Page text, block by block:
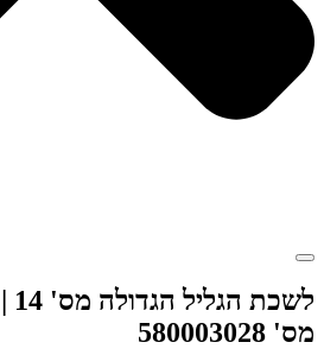
מס' 580003028